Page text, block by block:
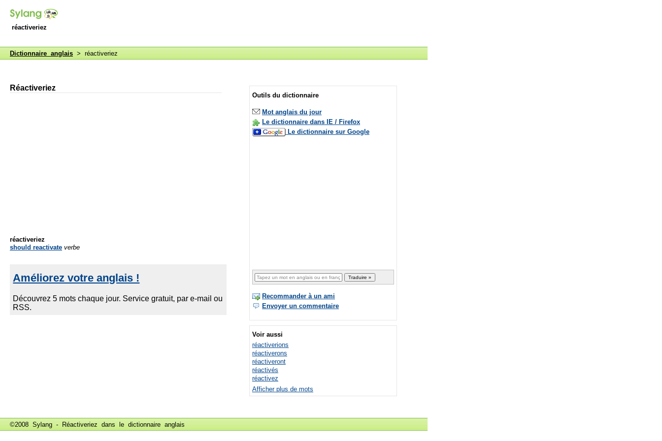
réactiveriez
Dictionnaire anglais > réactiveriez
Réactiveriez
réactiveriez
should reactivate verbe
Outils du dictionnaire
Mot anglais du jour
Le dictionnaire dans IE / Firefox
Le dictionnaire sur Google
Recommander à un ami
Envoyer un commentaire
Voir aussi
réactiverions
réactiverons
réactiveront
réactivés
réactivez
Afficher plus de mots
©2008 Sylang - Réactiveriez dans le dictionnaire anglais